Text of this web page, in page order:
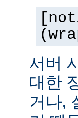
서버
대한
거나,